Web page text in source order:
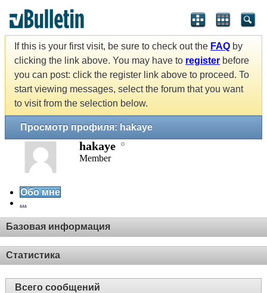
If this is your first visit, be sure to check out the FAQ by
clicking the link above. You may have to register before
you can post: click the register link above to proceed. To
start viewing messages, select the forum that you want
to visit from the selection below.
Просмотр профиля: hakaye
hakaye
Member
Обо мне
...
Базовая информация
Статистика
Всего сообщений